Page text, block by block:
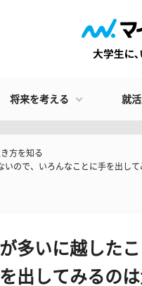
将来を考える 就
方を知る
ので、いろんなことに手を出し
多いに越した
出してみるの